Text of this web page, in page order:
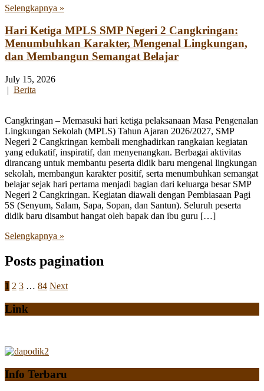
Selengkapnya »
Hari Ketiga MPLS SMP Negeri 2 Cangkringan:
Menumbuhkan Karakter, Mengenal Lingkungan,
dan Membangun Semangat Belajar
July 15, 2026
| Berita
Cangkringan – Memasuki hari ketiga pelaksanaan Masa Pengenalan
Lingkungan Sekolah (MPLS) Tahun Ajaran 2026/2027, SMP
Negeri 2 Cangkringan kembali menghadirkan rangkaian kegiatan
yang edukatif, inspiratif, dan menyenangkan. Berbagai aktivitas
dirancang untuk membantu peserta didik baru mengenal lingkungan
sekolah, membangun karakter positif, serta menumbuhkan semangat
belajar sejak hari pertama menjadi bagian dari keluarga besar SMP
Negeri 2 Cangkringan. Kegiatan diawali dengan Pembiasaan Pagi
5S (Senyum, Salam, Sapa, Sopan, dan Santun). Seluruh peserta
didik baru disambut hangat oleh bapak dan ibu guru […]
Selengkapnya »
Posts pagination
1 2 3 … 84 Next
Link
Info Terbaru